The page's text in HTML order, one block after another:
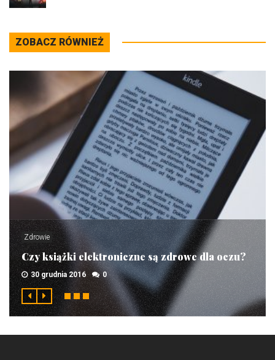
ZOBACZ RÓWNIEŻ
Zdrowie
Czy książki elektroniczne są zdrowe dla oczu?
30 grudnia 2016 0